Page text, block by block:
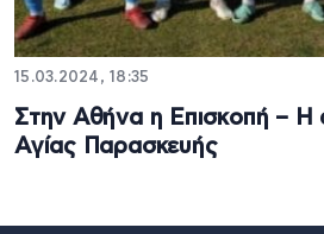
15.03.2024, 18:35
Στην Αθήνα η Επισκοπή – Η
Αγίας Παρασκευής